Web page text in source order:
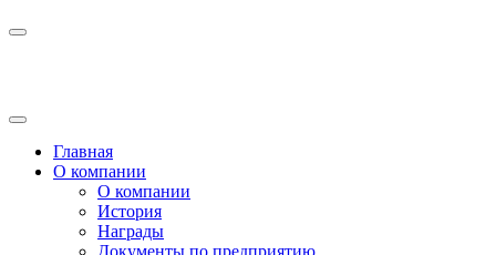
Главная
О компании
О компании
История
Награды
Документы по предприятию